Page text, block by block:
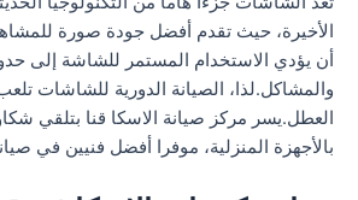
الأخيرة، حيث تقدم أفضل جودة صورة
أن يؤدي الاستخدام المستمر للشاشة إلى
والمشاكل.لذا، الصيانة الدورية للشاشات
العطل.يسر مركز صيانة الاسكا قنا بتلقي
بالأجهزة المنزلية، موفرا أفضل فنيين في